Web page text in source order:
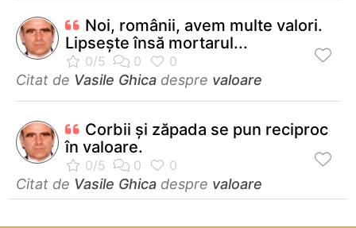
Noi, românii, avem multe valori.
Lipseşte însă mortarul...
Citat de Vasile Ghica despre valoare
Corbii şi zăpada se pun reciproc
în valoare.
Citat de Vasile Ghica despre valoare